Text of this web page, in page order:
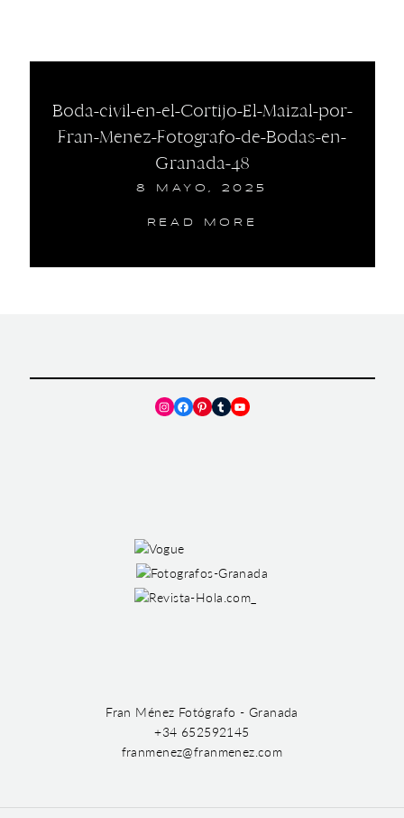
Boda-civil-en-el-Cortijo-El-Maizal-por-
Fran-Menez-Fotografo-de-Bodas-en-
Granada-48
8 MAYO, 2025
READ MORE
Instagram
Facebook
Pinterest
TumblrYouTube
Fran Ménez Fotógrafo - Granada
+34 652592145
franmenez@franmenez.com